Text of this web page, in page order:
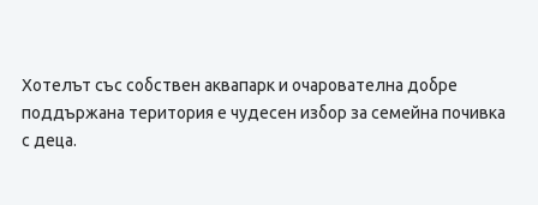
Хотелът със собствен аквапарк и очарователна добре
поддържана територия е чудесен избор за семейна почивка
с деца.